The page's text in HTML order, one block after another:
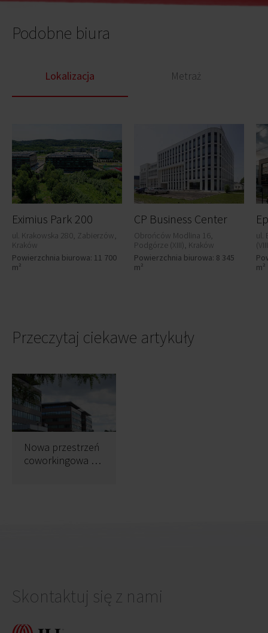
Podobne biura
Lokalizacja Metraż
Eximius Park 200
ul. Krakowska 280, Zabierzów,
Kraków
Powierzchnia biurowa: 11 700
m²
CP Business Center
Obrońców Modlina 16,
Podgórze (XIII), Kraków
Powierzchnia biurowa: 8 345
m²
ul.
m²
Przeczytaj ciekawe artykuły
Nowa przestrzeń
coworkingowa w
Skontaktuj się z nami